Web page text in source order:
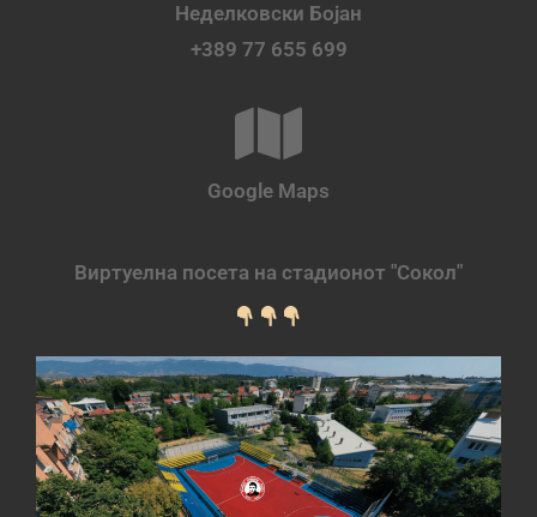
Неделковски Бојан
+389 77 655 699
Google Maps
Виртуелна посета на стадионот "Сокол"